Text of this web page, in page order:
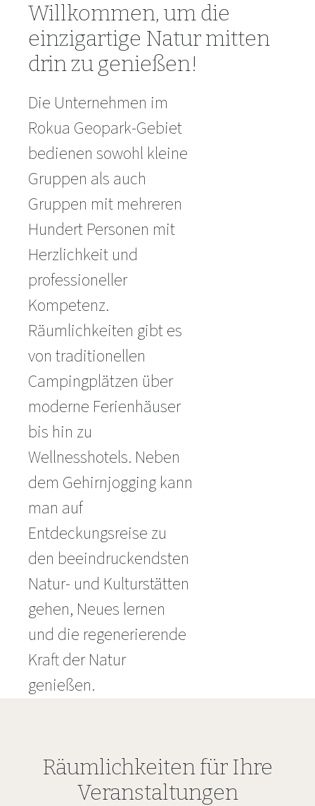
Willkommen, um die
einzigartige Natur mitten
drin zu genießen!
Die Unternehmen im
Rokua Geopark-Gebiet
bedienen sowohl kleine
Gruppen als auch
Gruppen mit mehreren
Hundert Personen mit
Herzlichkeit und
professioneller
Kompetenz.
Räumlichkeiten gibt es
von traditionellen
Campingplätzen über
moderne Ferienhäuser
bis hin zu
Wellnesshotels. Neben
dem Gehirnjogging kann
man auf
Entdeckungsreise zu
den beeindruckendsten
Natur- und Kulturstätten
gehen, Neues lernen
und die regenerierende
Kraft der Natur
genießen.
Räumlichkeiten für Ihre
Veranstaltungen